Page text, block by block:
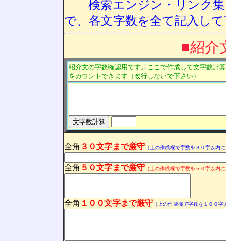
検索エンジン・リンク集
で、各文字数を全て記入し
■紹介文
紹介文の字数確認用です。ここで作成して文字数計
をカウントできます（改行しないで下さい）
全角 ３０文字まで厳守 （上の作成欄で字数を３０字以内
全角 ５０文字まで厳守 （上の作成欄で字数を５０字以内
全角 １００文字まで厳守 （上の作成欄で字数を１００